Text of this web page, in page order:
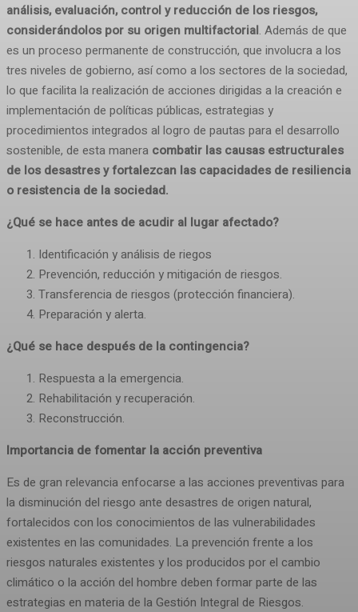
análisis, evaluación, control y reducción de los riesgos,
considerándolos por su origen multifactorial. Además de que
es un proceso permanente de construcción, que involucra a los
tres niveles de gobierno, así como a los sectores de la sociedad,
lo que facilita la realización de acciones dirigidas a la creación e
implementación de políticas públicas, estrategias y
procedimientos integrados al logro de pautas para el desarrollo
sostenible, de esta manera combatir las causas estructurales
de los desastres y fortalezcan las capacidades de resiliencia
o resistencia de la sociedad.
¿Qué se hace antes de acudir al lugar afectado?
Identificación y análisis de riegos
Prevención, reducción y mitigación de riesgos.
Transferencia de riesgos (protección financiera).
Preparación y alerta.
¿Qué se hace después de la contingencia?
Respuesta a la emergencia.
Rehabilitación y recuperación.
Reconstrucción.
Importancia de fomentar la acción preventiva
Es de gran relevancia enfocarse a las acciones preventivas para
la disminución del riesgo ante desastres de origen natural,
fortalecidos con los conocimientos de las vulnerabilidades
existentes en las comunidades. La prevención frente a los
riesgos naturales existentes y los producidos por el cambio
climático o la acción del hombre deben formar parte de las
estrategias en materia de la Gestión Integral de Riesgos.